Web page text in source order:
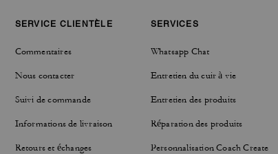
SERVICE CLIENTÈLE
Commentaires
Nous contacter
Suivi de commande
Informations de livraison
Retours et échanges
SERVICES
Whatsapp Chat
Entretien du cuir à vie
Entretien des produits
Réparation des produits
Personnalisation Coach Create